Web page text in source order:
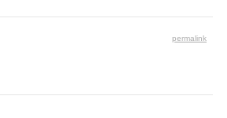
permalink